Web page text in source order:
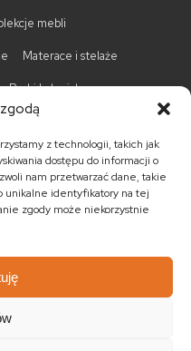
z technologii, takich jak
dostępu do informacji o
nam przetwarzać dane, takie
unikalne identyfikatory na tej
zgody może niekorzystnie
mebli
Materace i stelaże
Barki kolonialne
Krzesła kolonialne
Łóżka kolonialne
Regały kolonialne
nocne
ŚWIATA